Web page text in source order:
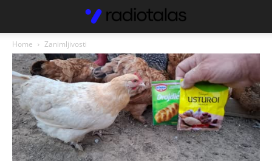
Home Zanimljivosti